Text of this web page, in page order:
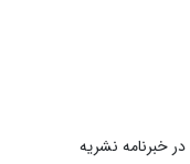
خبرنامه نشریه